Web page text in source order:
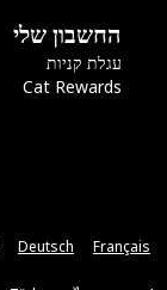
החשבון שלי
עגלת קניות
Cat Rewards
Français
Deutsch